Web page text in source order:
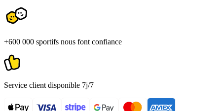
+600 000 sportifs nous font confiance
Service client disponible 7j/7